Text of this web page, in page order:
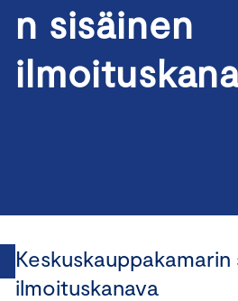
n sisäinen
Keskuskauppakamarin
ilmoituskanava